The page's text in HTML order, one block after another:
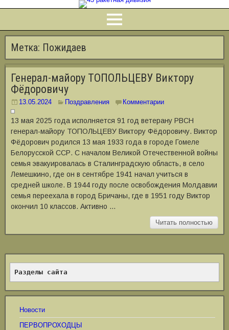
Метка: Пожидаев
Генерал-майору ТОПОЛЬЦЕВУ Виктору
Фёдоровичу
13.05.2024 Поздравления Комментарии
13 мая 2025 года исполняется 91 год ветерану РВСН
генерал-майору ТОПОЛЬЦЕВУ Виктору Фёдоровичу. Виктор
Фёдорович родился 13 мая 1933 года в городе Гомеле
Белорусской ССР. С началом Великой Отечественной войны
семья эвакуировалась в Сталинградскую область, в село
Лемешкино, где он в сентябре 1941 начал учиться в
средней школе. В 1944 году после освобождения Молдавии
семья переехала в город Бричаны, где в 1951 году Виктор
окончил 10 классов. Активно …
Читать полностью
Разделы сайта
Новости
ПЕРВОПРОХОДЦЫ